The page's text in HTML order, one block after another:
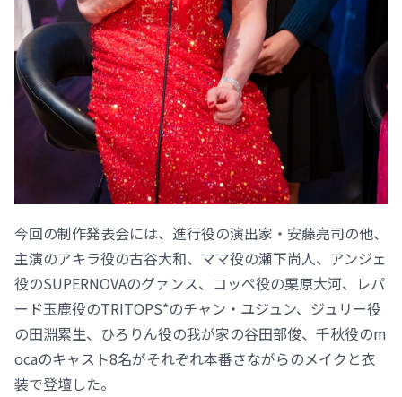
今回の制作発表会には、進行役の演出家・安藤亮司の他、
主演のアキラ役の古谷大和、ママ役の瀬下尚人、アンジェ
役のSUPERNOVAのグァンス、コッペ役の栗原大河、レパ
ード玉鹿役のTRITOPS*のチャン・ユジュン、ジュリー役
の田淵累生、ひろりん役の我が家の谷田部俊、千秋役のm
ocaのキャスト8名がそれぞれ本番さながらのメイクと衣
装で登壇した。